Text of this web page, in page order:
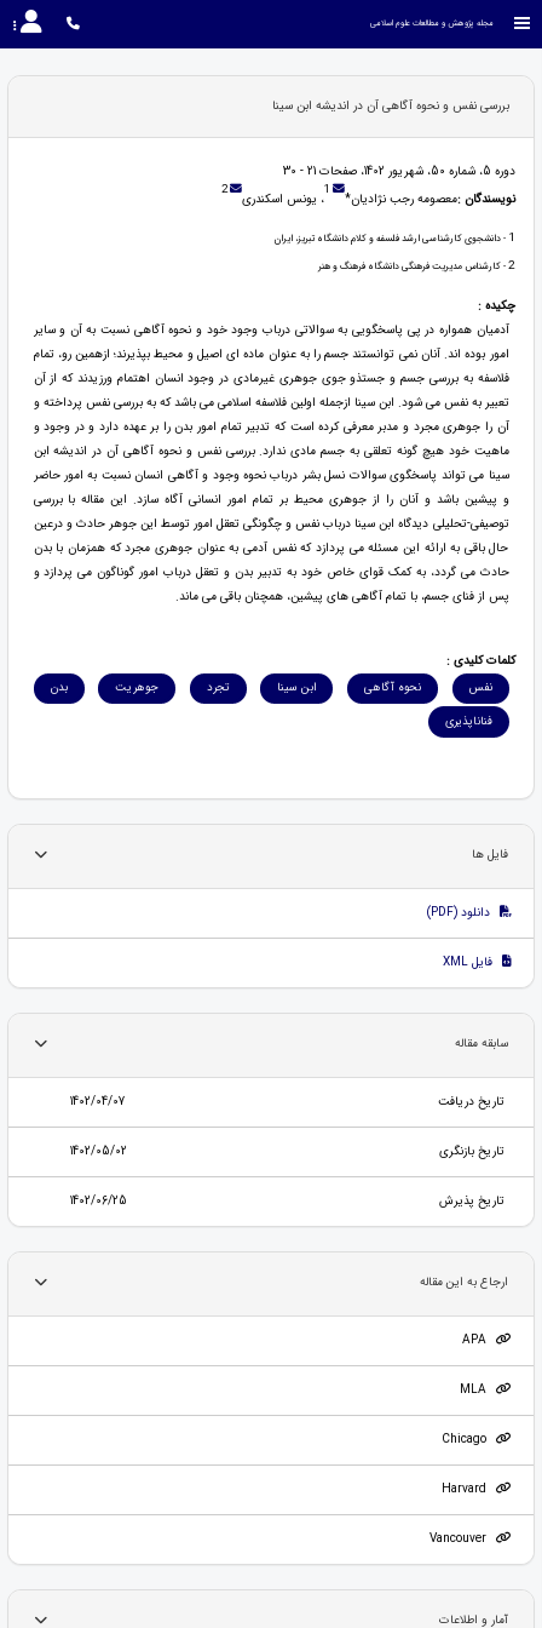
مجله پژوهش و مطالعات علوم اسلامی
بررسی نفس و نحوه آگاهی آن در اندیشه ابن سینا
دوره 5، شماره 50، شهریور 1402، صفحات 21 - 30
نویسندگان :معصومه رجب نژادیان* 1، یونس اسکندری 2
1 - دانشجوی کارشناسی ارشد فلسفه و کلام دانشگاه تبریز، ایران
2- کارشناس مدیریت فرهنگی دانشگاه فرهنگ و هنر
چکیده :
آدمیان همواره در پی پاسخگویی به سوالاتی درباب وجود خود و نحوه آگاهی نسبت به آن و سایر
امور بوده اند. آنان نمی توانستند جسم را به عنوان ماده ای اصیل و محیط بپذیرند؛ ازهمین رو، تمام
فلاسفه به بررسی جسم و جستذو جوی جوهری غیرمادی در وجود انسان اهتمام ورزیدند که از آن
تعبیر به نفس می شود. ابن سینا ازجمله اولین فلاسفه اسلامی می باشد که به بررسی نفس پرداخته و
آن را جوهری مجرد و مدبر معرفی کرده است که تدبیر تمام امور بدن را بر عهده دارد و در وجود و
ماهیت خود هیچ گونه تعلقی به جسم مادی ندارد. بررسی نفس و نحوه آگاهی آن در اندیشه ابن
سینا می تواند پاسخگوی سوالات نسل بشر درباب نحوه وجود و آگاهی انسان نسبت به امور حاضر
و پیشین باشد و آنان را از جوهری محیط بر تمام امور انسانی آگاه سازد. این مقاله با بررسی
توصیفی-تحلیلی دیدگاه ابن سینا درباب نفس و چگونگی تعقل امور توسط این جوهر حادث و درعین
حال باقی به ارائه این مسئله می پردازد که نفس آدمی به عنوان جوهری مجرد که همزمان با بدن
حادث می گردد، به کمک قوای خاص خود به تدبیر بدن و تعقل درباب امور گوناگون می پردازد و
پس از فنای جسم، با تمام آگاهی های پیشین، همچنان باقی می ماند.
کلمات کلیدی :
نفس
نحوه آگاهی ابن سینا تجرد جوهریت
بدن
فناناپذیری
فایل ها
دانلود (PDF)
فایل XML
سابقه مقاله
تاریخ دریافت 1402/04/07
تاریخ بازنگری 1402/05/02
تاریخ پذیرش 1402/06/25
ارجاع به این مقاله
APA
MLA
Chicago
Vancouver
آمار و اطلاعات